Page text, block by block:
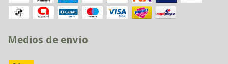
Medios de envío